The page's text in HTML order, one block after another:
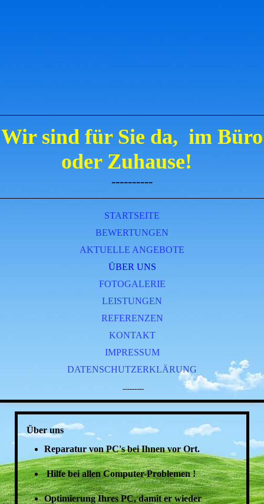
Wir sind für Sie da, im Büro
oder Zuhause!
----------
STARTSEITE
BEWERTUNGEN
AKTUELLE ANGEBOTE
ÜBER UNS
FOTOGALERIE
LEISTUNGEN
REFERENZEN
KONTAKT
IMPRESSUM
DATENSCHUTZERKLÄRUNG
---------
Über uns
Reparatur von PC's bei Ihnen vor Ort.
Hilfe bei allen Computer-Problemen !
Optimierung Ihres PC, damit er wieder